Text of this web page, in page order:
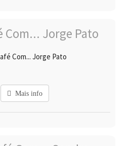
Com... Jorge Pato
Mais info